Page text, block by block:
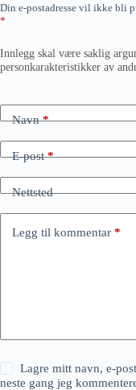
Din e-postadresse vil ikke bli
*
Innlegg skal være saklig
personkarakteristikker av
Navn*
E-post*
Nettsted
Legg til kommentar *
Lagre mitt navn, e-
neste gang jeg